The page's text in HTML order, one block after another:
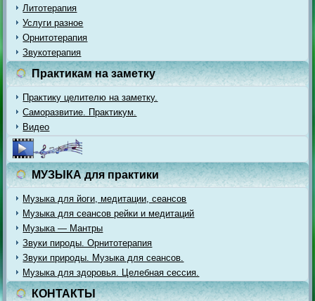
Литотерапия
Услуги разное
Орнитотерапия
Звукотерапия
Практикам на заметку
Практику целителю на заметку.
Саморазвитие. Практикум.
Видео
МУЗЫКА для практики
Музыка для йоги, медитации, сеансов
Музыка для сеансов рейки и медитаций
Музыка — Мантры
Звуки пироды. Орнитотерапия
Звуки природы. Музыка для сеансов.
Музыка для здоровья. Целебная сессия.
КОНТАКТЫ